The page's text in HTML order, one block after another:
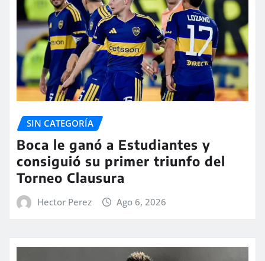
SIN CATEGORÍA
Boca le ganó a Estudiantes y
consiguió su primer triunfo del
Torneo Clausura
Hector Perez Ago 6, 2026